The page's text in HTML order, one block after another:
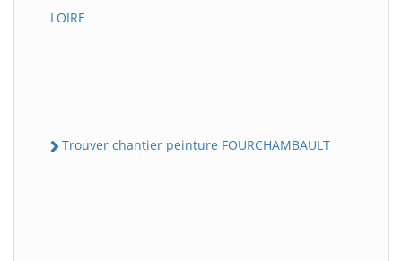
LOIRE
Trouver chantier peinture FOURCHAMBAULT